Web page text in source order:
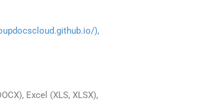
),
Excel (XLS, XLSX),